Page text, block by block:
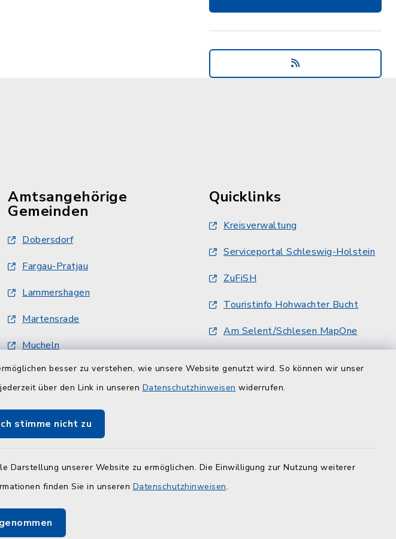
besser zu verstehen, wie unsere Website genutzt wird. So können wir unser
über den Link in unseren Datenschutzhinweisen widerrufen.
stimme nicht zu
Darstellung unserer Website zu ermöglichen. Die Einwilligung zur Nutzung weiterer
finden Sie in unseren Datenschutzhinweisen.
Amtsangehörige
Gemeinden
Dobersdorf
Fargau-Pratjau
Lammershagen
Martensrade
Mucheln
Schlesen
Quicklinks
Kreisverwaltung
Serviceportal Schleswig-Holstein
ZuFiSH
Touristinfo Hohwachter Bucht
Am Selent/Schlesen MapOne